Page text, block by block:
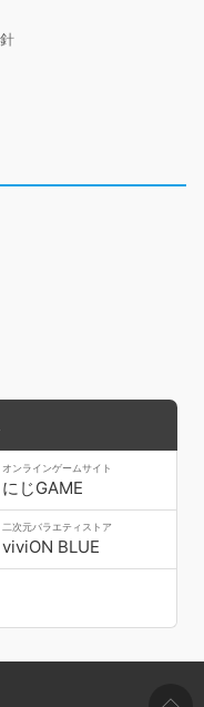
オンラインゲームサイト
にじGAME
二次元バラエティストア
viviON BLUE